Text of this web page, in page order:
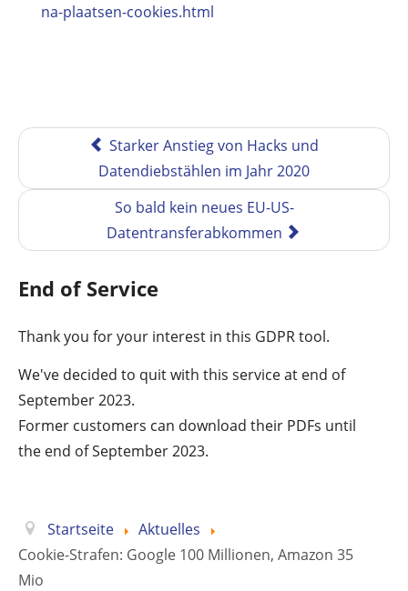
na-plaatsen-cookies.html
Starker Anstieg von Hacks und
Datendiebstählen im Jahr 2020
So bald kein neues EU-US-
Datentransferabkommen
End of Service
Thank you for your interest in this GDPR tool.
We've decided to quit with this service at end of
September 2023.
Former customers can download their PDFs until
the end of September 2023.
Startseite
Aktuelles
Cookie-Strafen: Google 100 Millionen, Amazon 35
Mio